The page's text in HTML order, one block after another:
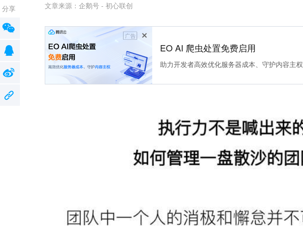
文章来源： 企鹅号 - 初心联创
广告
EO AI 爬虫处置免费启用
助力开发者高效优化服务器成本、守护内容主权
分享